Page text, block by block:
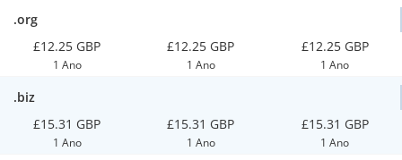
.org
£12.25 GBP
1 Ano
£12.25 GBP
1 Ano
£12.25 GBP
1 Ano
.biz
£15.31 GBP
1 Ano
£15.31 GBP
1 Ano
£15.31 GBP
1 Ano